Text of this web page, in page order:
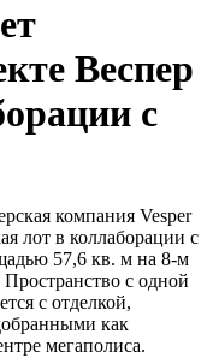
Веспер
с
компания Vesper
лот в коллаборации с
57,6 кв. м на 8-м
с одной
с отделкой,
как
мегаполиса.